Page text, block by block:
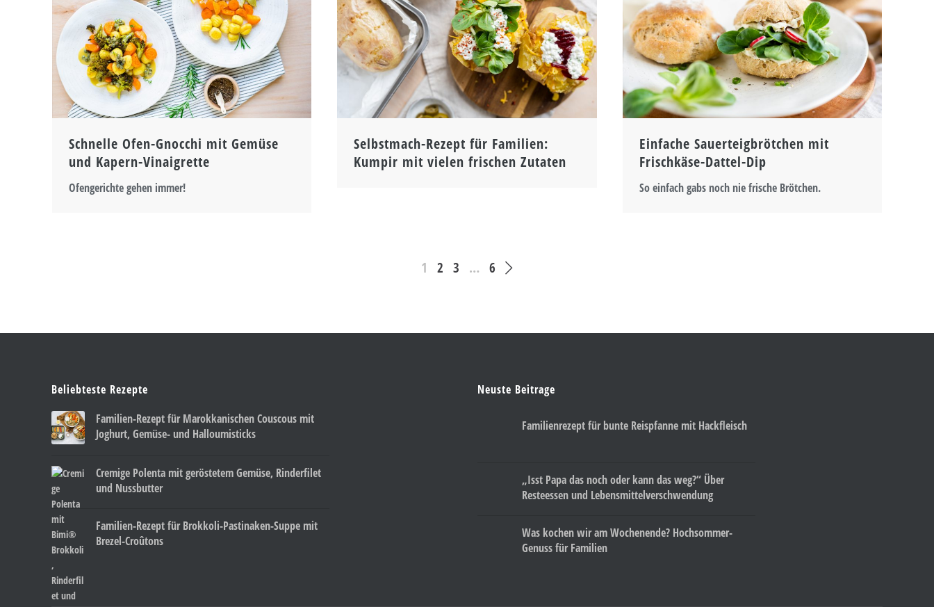
Schnelle Ofen-Gnocchi mit Gemüse
und Kapern-Vinaigrette
Ofengerichte gehen immer!
Selbstmach-Rezept für Familien:
Kumpir mit vielen frischen Zutaten
Einfache Sauerteigbrötchen mit
Frischkäse-Dattel-Dip
So einfach gabs noch nie frische Brötchen.
1 2 3 … 6
Beliebteste Rezepte
Familien-Rezept für Marokkanischen Couscous mit
Joghurt, Gemüse- und Halloumisticks
Cremige Polenta mit geröstetem Gemüse, Rinderfilet
und Nussbutter
Familien-Rezept für Brokkoli-Pastinaken-Suppe mit
Brezel-Croûtons
Neuste Beitrage
Familienrezept für bunte Reispfanne mit Hackfleisch
„Isst Papa das noch oder kann das weg?“ Über
Resteessen und Lebensmittelverschwendung
Was kochen wir am Wochenende? Hochsommer-
Genuss für Familien